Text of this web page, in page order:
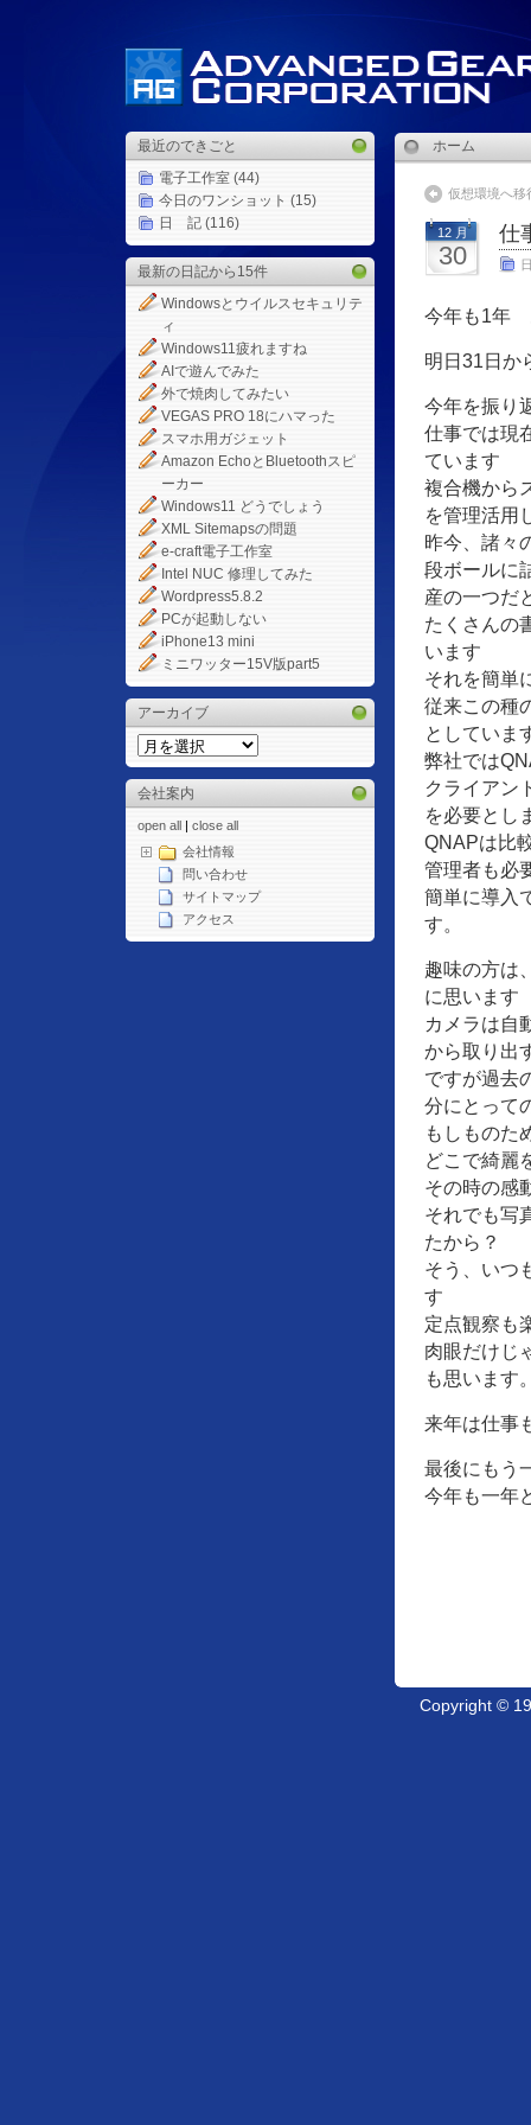
最近のできごと
電子工作室 (44)
今日のワンショット (15)
日 記 (116)
最新の日記から15件
Windowsとウイルスセキュリテ
ィ
Windows11疲れますね
AIで遊んでみた
外で焼肉してみたい
VEGAS PRO 18にハマった
スマホ用ガジェット
Amazon EchoとBluetoothスピ
ーカー
Windows11 どうでしょう
XML Sitemapsの問題
e-craft電子工作室
Intel NUC 修理してみた
Wordpress5.8.2
PCが起動しない
iPhone13 mini
ミニワッター15V版part5
アーカイブ
会社案内
open all | close all
会社情報
問い合わせ
サイトマップ
アクセス
ホーム
仮想環境へ移
12 月
30
仕
今年も1年
明日31日か
今年を振り
仕事では現
ています
複合機から
を管理活用
昨今、諸々
段ボールに
産の一つだ
たくさんの
います
それを簡単
従来この種
としていま
弊社では
クライアン
を必要とし
QNAPは比
管理者も必
簡単に導入
す。
趣味の方は
に思います
カメラは自
から取り出
ですが過去
分にとって
もしものた
どこで綺麗
その時の感
それでも写
たから？
そう、いつ
す
定点観察も
肉眼だけじ
も思います
来年は仕事
最後にもう
今年も一年
Copyright ©